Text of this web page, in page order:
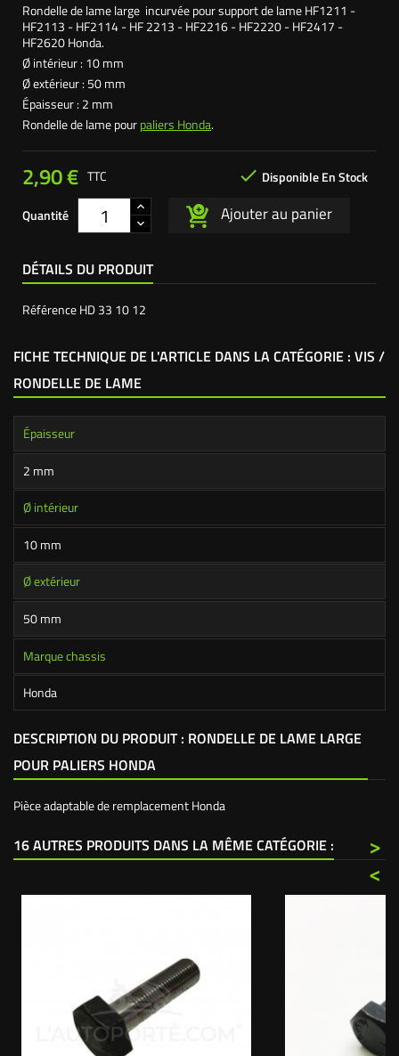
Rondelle de lame large incurvée pour support de lame HF1211 -
HF2113 - HF2114 - HF 2213 - HF2216 - HF2220 - HF2417 -
HF2620 Honda.
Ø intérieur : 10 mm
Ø extérieur : 50 mm
Épaisseur : 2 mm
Rondelle de lame pourpaliers Honda.
2,90 €  Disponible En Stock
TTC
Quantité Ajouter au panier
DÉTAILS DU PRODUIT
RéférenceHD 33 10 12
FICHE TECHNIQUE DE L'ARTICLE DANS LA CATÉGORIE : VIS /
RONDELLE DE LAME
Épaisseur
2 mm
Ø intérieur
10 mm
Ø extérieur
50 mm
Marque chassis
Honda
DESCRIPTION DU PRODUIT : RONDELLE DE LAME LARGE
POUR PALIERS HONDA
Pièce adaptable de remplacement Honda
16 AUTRES PRODUITS DANS LA MÊME CATÉGORIE :
>
<